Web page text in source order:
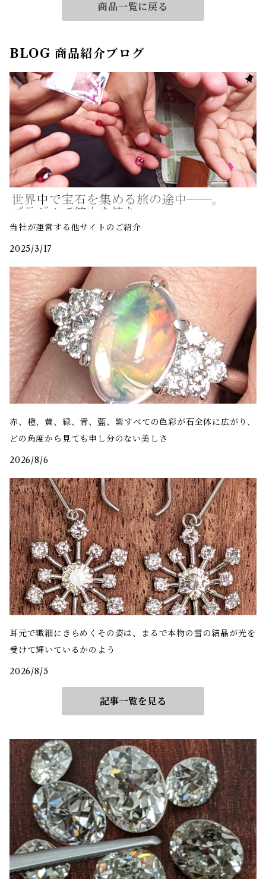
商品一覧に戻る
BLOG 商品紹介ブログ
当社が運営する他サイトのご紹介
2025/3/17
赤、橙、黄、緑、青、藍、紫――すべての色彩が石全体に広がり、
どの角度から見ても申し分のない美しさ
2026/8/6
耳元で繊細にきらめくその姿は、まるで本物の雪の結晶が光を
受けて輝いているかのよう
2026/8/5
記事一覧を見る